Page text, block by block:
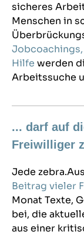
sicheres
Menschen in
Hilfe werden
Arbeitssuche
... darf auf
Freiwilliger
Jede
Beitrag vieler
Monat Texte,
bei, die
aus einer